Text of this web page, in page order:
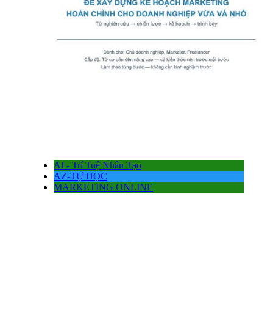
AI - Trí Tuệ Nhân Tạo
AZ-TỰ HỌC
MARKETING ONLINE